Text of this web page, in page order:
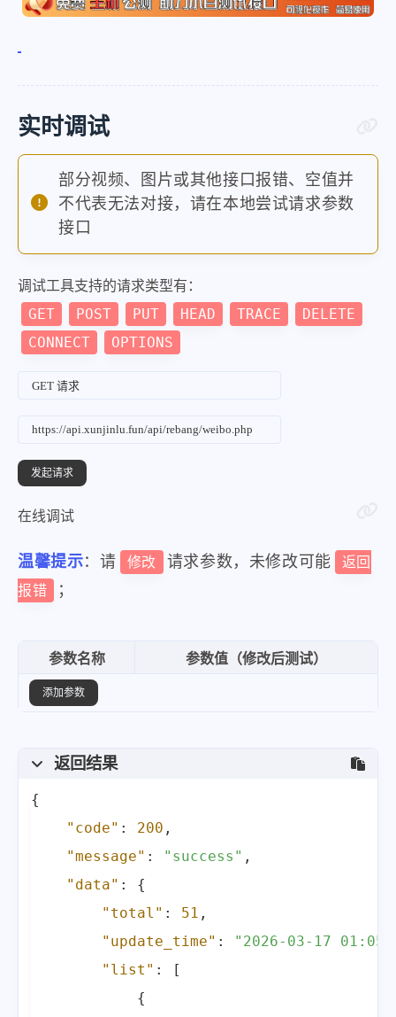
实时调试
部分视频、图片或其他接口报错、空值并
不代表无法对接，请在本地尝试请求参数
接口
调试工具支持的请求类型有：
GET POST PUT HEAD TRACE
DELETE
CONNECT
OPTIONS
在线调试
温馨提示：请 修改 请求参数，未修改可能
返回
报错
；
参数名称 参数值（修改后测试）
添加参数
返回结果
{
"code" : 200 ,
"message" : "success" ,
"data" :
{
"total" : 51 ,
"update_time" :
"2026-03-17
"list" :
[
{